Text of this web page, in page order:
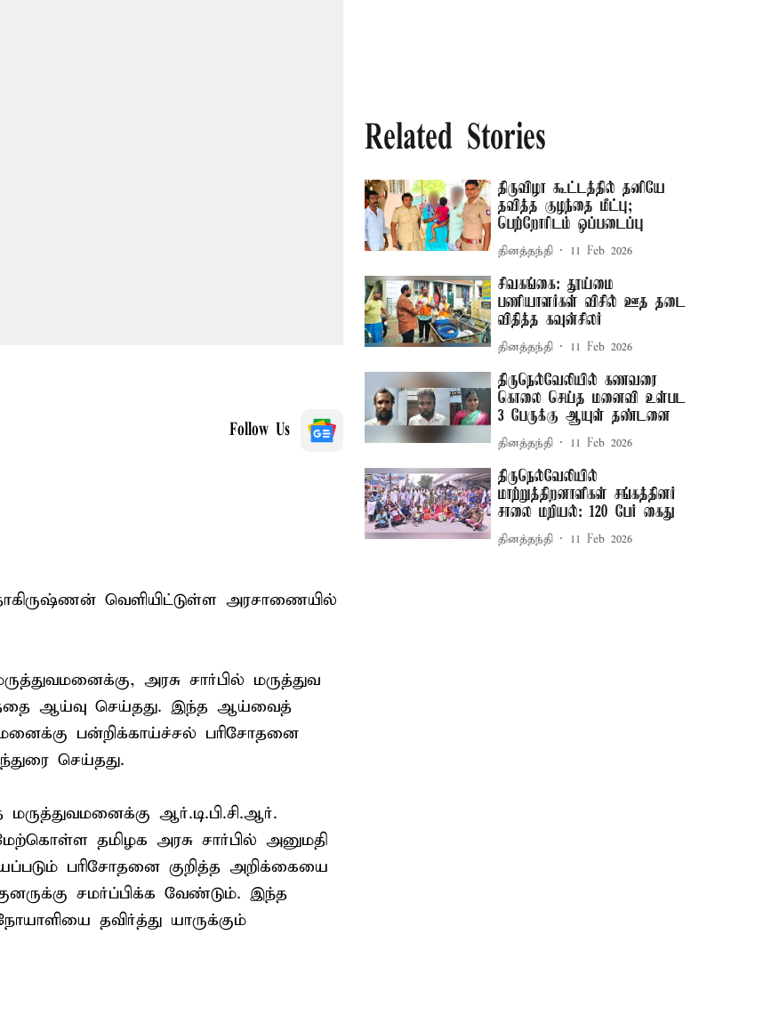
Follow Us
வெளியிட்டுள்ள அரசாணையில்
அரசு சார்பில் மருத்துவ
ஆய்வு செய்தது. இந்த ஆய்வைத்
பன்றிக்காய்ச்சல் பரிசோதனை
செய்தது.
ஆர்.டி.பி.சி.ஆர்.
தமிழக அரசு சார்பில் அனுமதி
பரிசோதனை குறித்த அறிக்கையை
சமர்ப்பிக்க வேண்டும். இந்த
தவிர்த்து யாருக்கும்
Related Stories
திருவிழா கூட்டத்தில் தனியே
தவித்த குழந்தை மீட்பு;
பெற்றோரிடம் ஒப்படைப்பு
தினத்தந்தி 11 Feb 2026
சிவகங்கை: தூய்மை
பணியாளர்கள் விசில் ஊத தடை
விதித்த கவுன்சிலர்
தினத்தந்தி 11 Feb 2026
திருநெல்வேலியில் கணவரை
கொலை செய்த மனைவி உள்பட
3 பேருக்கு ஆயுள் தண்டனை
தினத்தந்தி 11 Feb 2026
திருநெல்வேலியில்
மாற்றுத்திறனாளிகள் சங்கத்தினர்
சாலை மறியல்: 120 பேர் கைது
தினத்தந்தி 11 Feb 2026